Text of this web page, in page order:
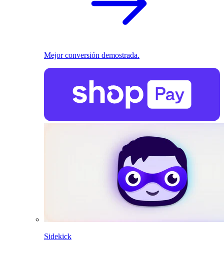
Mejor conversión demostrada.
Sidekick